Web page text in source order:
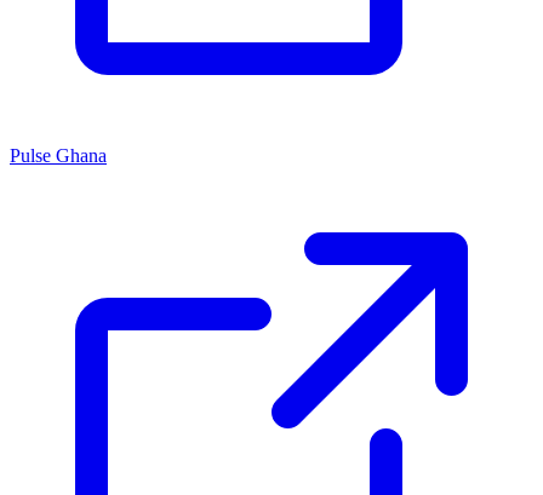
Pulse Ghana